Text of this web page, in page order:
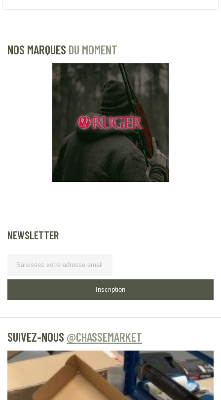
NOS MARQUES DU MOMENT
NEWSLETTER
Inscription
SUIVEZ-NOUS @CHASSEMARKET